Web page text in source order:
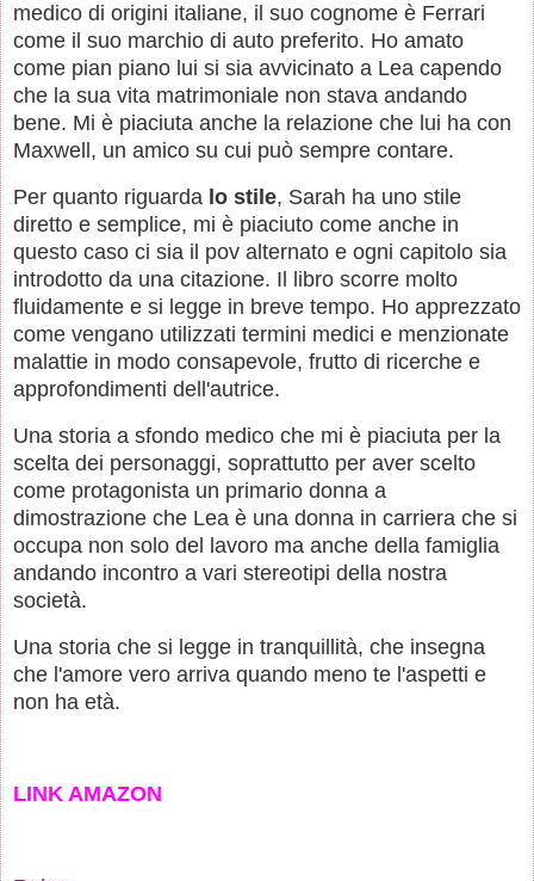
medico di origini italiane, il suo cognome è Ferrari
come il suo marchio di auto preferito. Ho amato
come pian piano lui si sia avvicinato a Lea capendo
che la sua vita matrimoniale non stava andando
bene. Mi è piaciuta anche la relazione che lui ha con
Maxwell, un amico su cui può sempre contare.
Per quanto riguarda lo stile, Sarah ha uno stile
diretto e semplice, mi è piaciuto come anche in
questo caso ci sia il pov alternato e ogni capitolo sia
introdotto da una citazione. Il libro scorre molto
fluidamente e si legge in breve tempo. Ho apprezzato
come vengano utilizzati termini medici e menzionate
malattie in modo consapevole, frutto di ricerche e
approfondimenti dell'autrice.
Una storia a sfondo medico che mi è piaciuta per la
scelta dei personaggi, soprattutto per aver scelto
come protagonista un primario donna a
dimostrazione che Lea è una donna in carriera che si
occupa non solo del lavoro ma anche della famiglia
andando incontro a vari stereotipi della nostra
società.
Una storia che si legge in tranquillità, che insegna
che l'amore vero arriva quando meno te l'aspetti e
non ha età.
LINK AMAZON